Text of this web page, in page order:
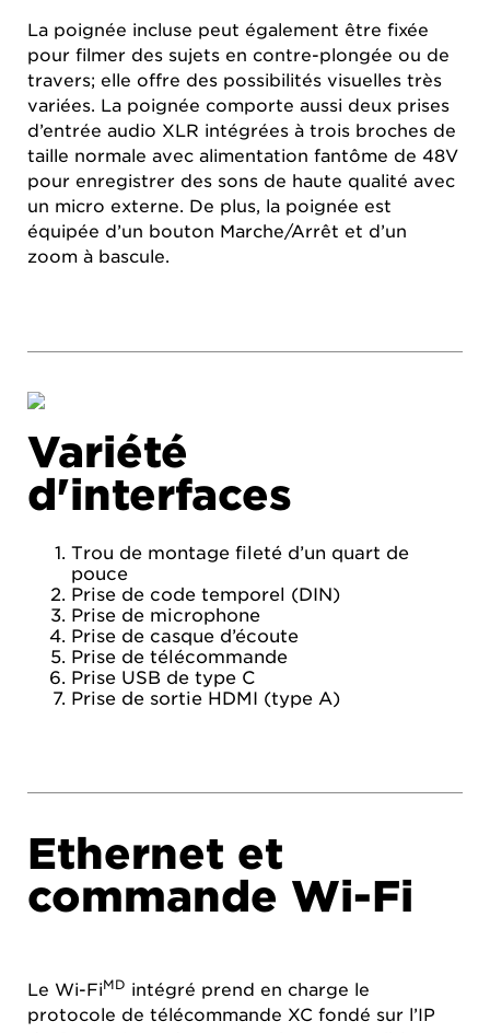
La poignée incluse peut également être fixée
pour filmer des sujets en contre-plongée ou de
travers; elle offre des possibilités visuelles très
variées. La poignée comporte aussi deux prises
d’entrée audio XLR intégrées à trois broches de
taille normale avec alimentation fantôme de 48V
pour enregistrer des sons de haute qualité avec
un micro externe. De plus, la poignée est
équipée d’un bouton Marche/Arrêt et d’un
zoom à bascule.
Variété
d'interfaces
Trou de montage fileté d’un quart de
pouce
Prise de code temporel (DIN)
Prise de microphone
Prise de casque d’écoute
Prise de télécommande
Prise USB de type C
Prise de sortie HDMI (type A)
Ethernet et
commande Wi-Fi
Le Wi-FiMD intégré prend en charge le
protocole de télécommande XC fondé sur l’IP